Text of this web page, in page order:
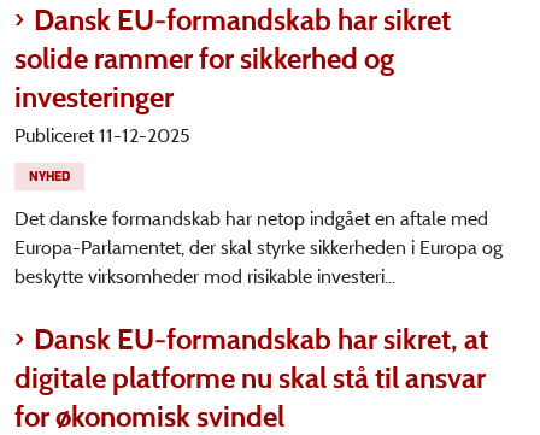
Dansk EU-formandskab har sikret
solide rammer for sikkerhed og
investeringer
Publiceret 11-12-2025
NYHED
Det danske formandskab har netop indgået en aftale med
Europa-Parlamentet, der skal styrke sikkerheden i Europa og
beskytte virksomheder mod risikable investeri...
Dansk EU-formandskab har sikret, at
digitale platforme nu skal stå til ansvar
for økonomisk svindel